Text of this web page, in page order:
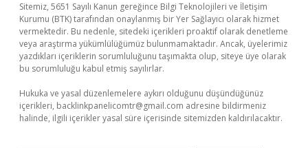
Sitemiz, 5651 Sayılı Kanun gereğince Bilgi Teknolojileri ve İletişim
Kurumu (BTK) tarafından onaylanmış bir Yer Sağlayıcı olarak hizmet
vermektedir. Bu nedenle, sitedeki içerikleri proaktif olarak denetleme
veya araştırma yükümlülüğümüz bulunmamaktadır. Ancak, üyelerimiz
yazdıkları içeriklerin sorumluluğunu taşımakta olup, siteye üye olarak
bu sorumluluğu kabul etmiş sayılırlar.
Hukuka ve yasal düzenlemelere aykırı olduğunu düşündüğünüz
içerikleri, backlinkpanelicomtr@gmail.com adresine bildirmeniz
halinde, ilgili içerikler yasal süre içerisinde sitemizden kaldırılacaktır.